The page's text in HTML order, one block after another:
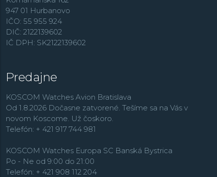
Firma vo svojej histórii predviedla množstvo
inovatívnych konceptov, ako napríklad hodinky s
prenosom síl pomocou remeňov namiesto ozubených
koliesok a v modernej dobe sa ako jedna z mála
častejšie sa ale tiež obzerá do svojej slávnej minulosti, a
tak je dnes jej katalóg plný moderných interpretácií
legendárnych modelov. Ponuku potápačských hodiniek
s vodotesnosťou od 20 ATM ponúka kolekcia
Aquaracer
947 01 Hurbanovo
IČO: 55 955 924
DIČ: 2122139602
IČ DPH: SK2122139602
Predajne
KOSCOM Watches Avion Bratislava
Od 1.8.2026 Dočasne zatvorené. Tešíme sa na Vás v
novom Koscome. Už čoskoro.
Telefón: + 421 917 744 981
KOSCOM Watches Europa SC Banská Bystrica
Po - Ne od 9:00 do 21:00
Telefón: + 421 908 112 204